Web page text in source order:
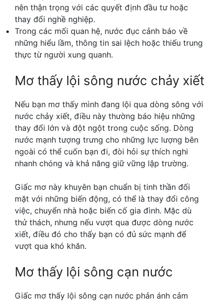
nên thận trọng với các quyết định đầu tư hoặc
thay đổi nghề nghiệp.
Trong các mối quan hệ, nước đục cảnh báo về
những hiểu lầm, thông tin sai lệch hoặc thiếu trung
thực từ người xung quanh.
Mơ thấy lội sông nước chảy xiết
Nếu bạn mơ thấy mình đang lội qua dòng sông với
nước chảy xiết, điều này thường báo hiệu những
thay đổi lớn và đột ngột trong cuộc sống. Dòng
nước mạnh tượng trưng cho những lực lượng bên
ngoài có thể cuốn bạn đi, đòi hỏi sự thích nghi
nhanh chóng và khả năng giữ vững lập trường.
Giấc mơ này khuyên bạn chuẩn bị tinh thần đối
mặt với những biến động, có thể là thay đổi công
việc, chuyển nhà hoặc biến cố gia đình. Mặc dù
thử thách, nhưng nếu vượt qua được dòng nước
xiết, điều đó cho thấy bạn có đủ sức mạnh để
vượt qua khó khăn.
Mơ thấy lội sông cạn nước
Giấc mơ thấy lội sông cạn nước phản ánh cảm